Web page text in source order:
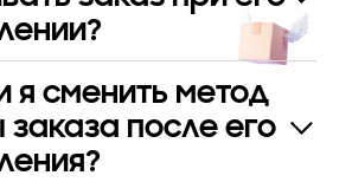
я сменить метод
после его